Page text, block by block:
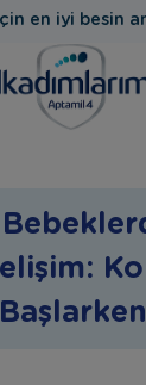
en iyi besin
Başlarken